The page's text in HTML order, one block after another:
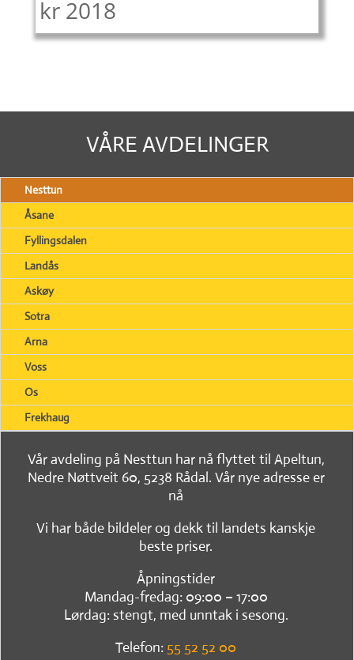
kr 2018
VÅRE AVDELINGER
Nesttun
Åsane
Fyllingsdalen
Landås
Askøy
Sotra
Arna
Voss
Os
Frekhaug
Vår avdeling på Nesttun har nå flyttet til Apeltun,
Nedre Nøttveit 60, 5238 Rådal. Vår nye adresse er
nå
Vi har både bildeler og dekk til landets kanskje
beste priser.
Åpningstider
Mandag-fredag: 09:00 – 17:00
Lørdag: stengt, med unntak i sesong.
Telefon: 55 52 52 00